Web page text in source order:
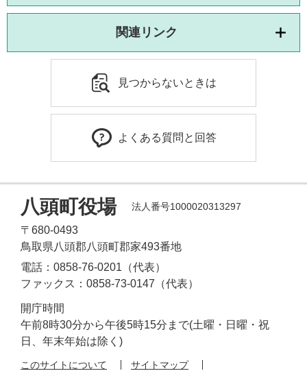
関連リンク
見つからないときは
よくある質問と回答
八頭町役場 法人番号1000020313297
〒680-0493
鳥取県八頭郡八頭町郡家493番地
電話：0858-76-0201（代表）
ファックス：0858-73-0147（代表）
開庁時間
午前8時30分から午後5時15分まで(土曜・日曜・祝
日、年末年始は除く)
このサイトについて サイトマップ